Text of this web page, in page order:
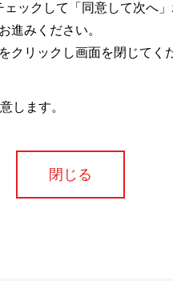
ご了承ください。
ックして「同意して次へ」
進みください。
クリックし画面を閉じてく
します。
閉じる